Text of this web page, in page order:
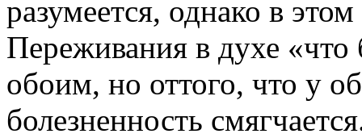
разумеется, однако в
Переживания в духе
обоим, но оттого, что у
болезненность